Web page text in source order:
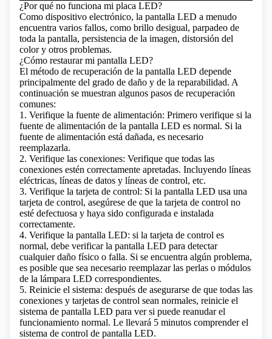
¿Por qué no funciona mi placa LED?
Como dispositivo electrónico, la pantalla LED a menudo
encuentra varios fallos, como brillo desigual, parpadeo de
toda la pantalla, persistencia de la imagen, distorsión del
color y otros problemas.
¿Cómo restaurar mi pantalla LED?
El método de recuperación de la pantalla LED depende
principalmente del grado de daño y de la reparabilidad. A
continuación se muestran algunos pasos de recuperación
comunes:
1. Verifique la fuente de alimentación: Primero verifique si la
fuente de alimentación de la pantalla LED es normal. Si la
fuente de alimentación está dañada, es necesario
reemplazarla.
2. Verifique las conexiones: Verifique que todas las
conexiones estén correctamente apretadas. Incluyendo líneas
eléctricas, líneas de datos y líneas de control, etc.
3. Verifique la tarjeta de control: Si la pantalla LED usa una
tarjeta de control, asegúrese de que la tarjeta de control no
esté defectuosa y haya sido configurada e instalada
correctamente.
4. Verifique la pantalla LED: si la tarjeta de control es
normal, debe verificar la pantalla LED para detectar
cualquier daño físico o falla. Si se encuentra algún problema,
es posible que sea necesario reemplazar las perlas o módulos
de la lámpara LED correspondientes.
5. Reinicie el sistema: después de asegurarse de que todas las
conexiones y tarjetas de control sean normales, reinicie el
sistema de pantalla LED para ver si puede reanudar el
funcionamiento normal. Le llevará 5 minutos comprender el
sistema de control de pantalla LED.